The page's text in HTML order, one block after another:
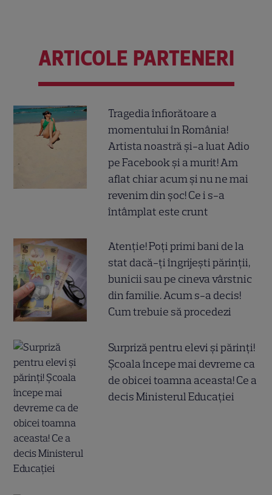
ARTICOLE PARTENERI
Tragedia înfiorătoare a
momentului în România!
Artista noastră și-a luat Adio
pe Facebook și a murit! Am
aflat chiar acum și nu ne mai
revenim din șoc! Ce i s-a
întâmplat este crunt
Atenție! Poți primi bani de la
stat dacă-ți îngrijești părinții,
bunicii sau pe cineva vârstnic
din familie. Acum s-a decis!
Cum trebuie să procedezi
Surpriză pentru elevi și părinți!
Școala începe mai devreme ca
de obicei toamna aceasta! Ce a
decis Ministerul Educației